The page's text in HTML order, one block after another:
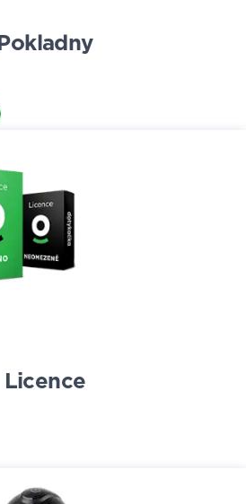
Pokladny
Licence